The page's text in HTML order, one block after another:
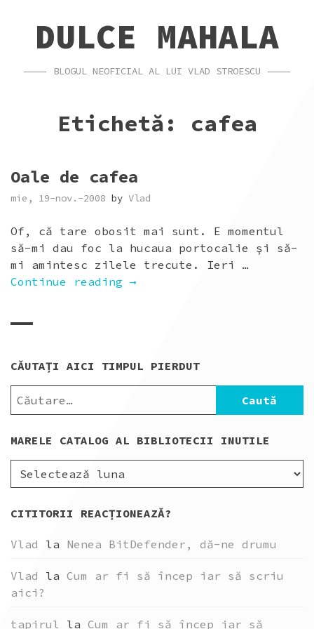
CONTENTDULCE MAHALA
BLOGUL NEOFICIAL AL LUI VLAD STROESCU
Etichetă: cafea
Oale de cafea
mie, 19-nov.-2008 by Vlad
Of, că tare obosit mai sunt. E momentul
să-mi dau foc la hucaua portocalie şi să-
mi amintesc zilele trecute. Ieri …
Continue reading „OALE
→
CĂUTAȚI AICI TIMPUL PIERDUT
MARELE CATALOG AL BIBLIOTECII INUTILE
MARELE
CATALOG
BIBLIOTECII
CITITORII REACȚIONEAZĂ?
Vlad la Nenea BitDefender, dă-ne drumu
Vlad la Cum ar fi să încep iar să scriu
aici?
tapirul la Cum ar fi să încep iar să